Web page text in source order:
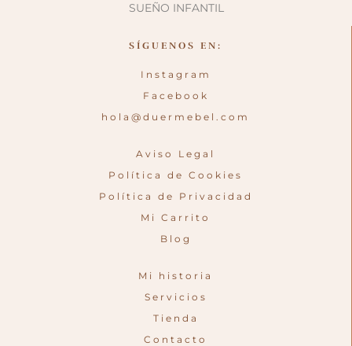
SÍGUENOS EN:
Instagram
Facebook
hola@duermebel.com
Aviso Legal
Política de Cookies
Política de Privacidad
Mi Carrito
Blog
Mi historia
Servicios
Tienda
Contacto